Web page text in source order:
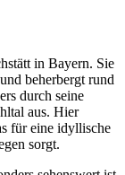
in Bayern. Sie
beherbergt rund
durch seine
aus. Hier
für eine idyllische
sorgt.